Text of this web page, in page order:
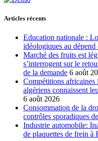
Articles récents
Education nationale :
idéologiques au dépend
Marché des fruits est
s’interrogent sur le
de la demande 6 août
Compétitions
algériens connaissent
6 août 2026
Consommation de la
contrôles sporadiques
Industrie automobile:
de plaquettes de frein à